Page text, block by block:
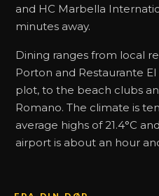
and HC Marbella
minutes away.
Dining ranges from local
Porton and Restaurante
plot, to the beach clubs
Romano. The climate is
average highs of 21.4°C
airport is about an hour